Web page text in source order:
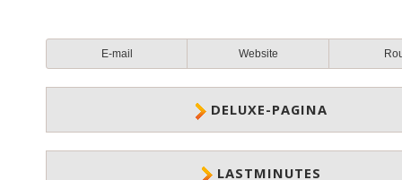
E-mail Website
DELUXE-PAGINA
LASTMINUTES